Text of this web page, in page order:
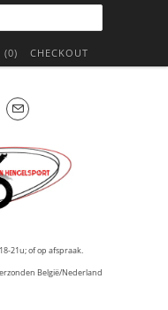
(0) CHECKOUT
21u; of op afspraak.
België/Nederland